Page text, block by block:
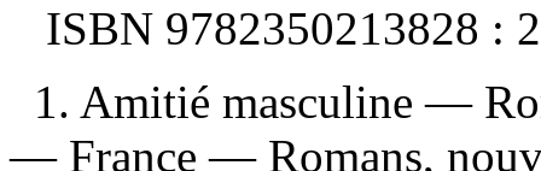
ISBN 9782350213828 :
1. Amitié masculine —
— France — Romans,